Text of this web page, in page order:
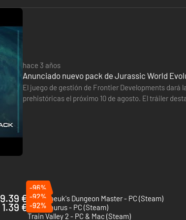
hace 3 años
Anunciado nuevo pack de Jurassic World
El juego de gestión de Frontier Developments dará
prehistóricas el próximo 10 de agosto. El tráiler
9.39 €
-96%
Naheulbeuk's Dungeon Master - PC (Steam)
1.39 €
-92%
Parkasaurus - PC (Steam)
-92%
Train Valley 2 - PC & Mac (Steam)